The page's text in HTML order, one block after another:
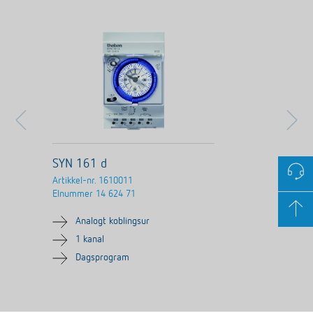
SYN 161 d
Artikkel-nr. 1610011
Elnummer 14 624 71
Analogt koblingsur
1 kanal
Dagsprogram